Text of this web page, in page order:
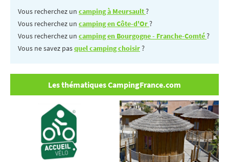
Vous recherchez un camping à Meursault?
Vous recherchez un camping en Côte-d'Or?
Vous recherchez un camping en Bourgogne - Franche-Comté?
Vous ne savez pasquel camping choisir?
Les thématiques CampingFrance.com